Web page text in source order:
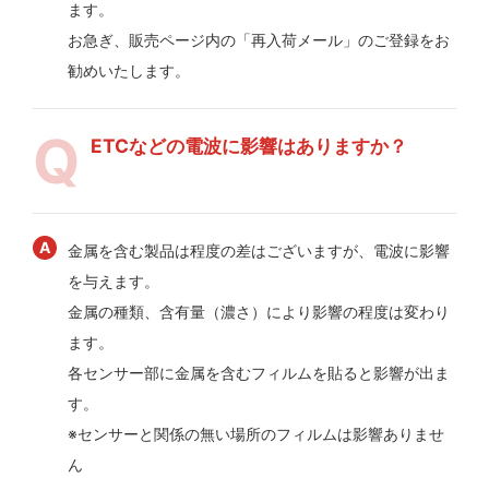
ます。
お急ぎ、販売ページ内の「再入荷メール」のご登録をお
勧めいたします。
ETCなどの電波に影響はありますか？
金属を含む製品は程度の差はございますが、電波に影響
を与えます。
金属の種類、含有量（濃さ）により影響の程度は変わり
ます。
各センサー部に金属を含むフィルムを貼ると影響が出ま
す。
※センサーと関係の無い場所のフィルムは影響ありませ
ん